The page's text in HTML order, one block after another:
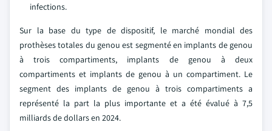
infections.
Sur la base du type de dispositif, le marché mondial des
prothèses totales du genou est segmenté en implants de genou
à trois compartiments, implants de genou à deux
compartiments et implants de genou à un compartiment. Le
segment des implants de genou à trois compartiments a
représenté la part la plus importante et a été évalué à 7,5
milliards de dollars en 2024.